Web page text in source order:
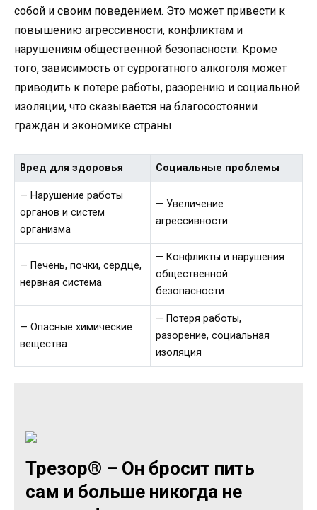
собой и своим поведением. Это может привести к
повышению агрессивности, конфликтам и
нарушениям общественной безопасности. Кроме
того, зависимость от суррогатного алкоголя может
приводить к потере работы, разорению и социальной
изоляции, что сказывается на благосостоянии
граждан и экономике страны.
Вред для здоровья Социальные проблемы
— Нарушение работы
органов и систем
организма
— Увеличение
агрессивности
— Печень, почки, сердце,
нервная система
— Конфликты и нарушения
общественной
безопасности
— Опасные химические
вещества
— Потеря работы,
разорение, социальная
изоляция
Трезор® – Он бросит пить
сам и больше никогда не